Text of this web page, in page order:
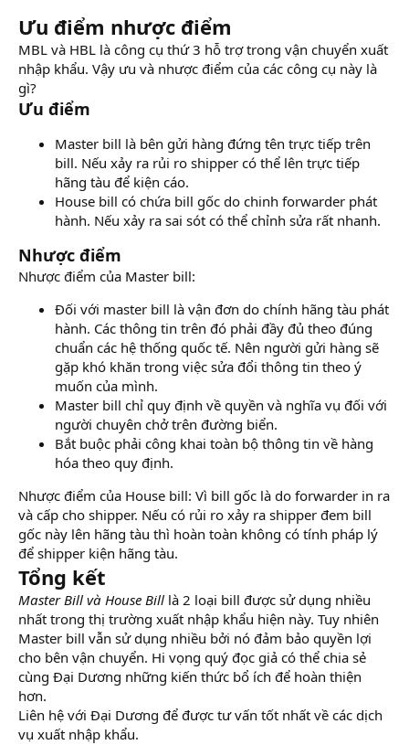
Ưu điểm nhược điểm
MBL và HBL là công cụ thứ 3 hỗ trợ trong vận chuyển xuất
nhập khẩu. Vậy ưu và nhược điểm của các công cụ này là
gì?
Ưu điểm
Master bill là bên gửi hàng đứng tên trực tiếp trên
bill. Nếu xảy ra rủi ro shipper có thể lên trực tiếp
hãng tàu để kiện cáo.
House bill có chứa bill gốc do chinh forwarder phát
hành. Nếu xảy ra sai sót có thể chỉnh sửa rất nhanh.
Nhược điểm
Nhược điểm của Master bill:
Đối với master bill là vận đơn do chính hãng tàu phát
hành. Các thông tin trên đó phải đầy đủ theo đúng
chuẩn các hệ thống quốc tế. Nên người gửi hàng sẽ
gặp khó khăn trong việc sửa đổi thông tin theo ý
muốn của mình.
Master bill chỉ quy định về quyền và nghĩa vụ đối với
người chuyên chở trên đường biển.
Bắt buộc phải công khai toàn bộ thông tin về hàng
hóa theo quy định.
Nhược điểm của House bill: Vì bill gốc là do forwarder in ra
và cấp cho shipper. Nếu có rủi ro xảy ra shipper đem bill
gốc này lên hãng tàu thì hoàn toàn không có tính pháp lý
để shipper kiện hãng tàu.
Tổng kết
Master Bill và House Bill là 2 loại bill được sử dụng nhiều
nhất trong thị trường xuất nhập khẩu hiện này. Tuy nhiên
Master bill vẫn sử dụng nhiều bởi nó đảm bảo quyền lợi
cho bên vận chuyển. Hi vọng quý đọc giả có thể chia sẻ
cùng Đại Dương những kiến thức bổ ích để hoàn thiện
hơn.
Liên hệ với Đại Dương để được tư vấn tốt nhất về các dịch
vụ xuất nhập khẩu.